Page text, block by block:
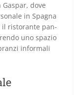
dove
in Spagna
il ristorante pan-
uno spazio
informali